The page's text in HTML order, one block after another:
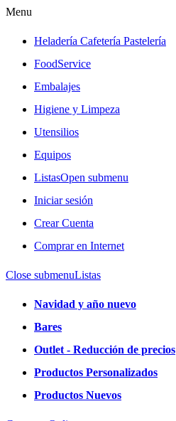
Menu
Heladería Cafetería Pastelería
FoodService
Embalajes
Higiene y Limpeza
Utensilios
Equipos
ListasOpen submenu
Iniciar sesión
Crear Cuenta
Comprar en Internet
Close submenuListas
Navidad y año nuevo
Bares
Outlet - Reducción de precios
Productos Personalizados
Productos Nuevos